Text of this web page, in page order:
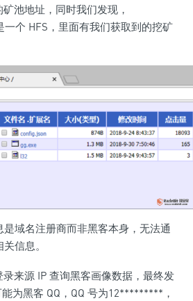
池地址，同时我们发现，
一个 HFS，里面有我们获取到的挖矿
域名注册商而非黑客本身，无法通
信息。
来源 IP 查询黑客画像数据，最终发
为黑客 QQ，QQ 号为12*********，